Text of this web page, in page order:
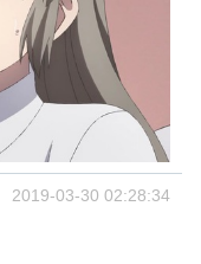
2019-03-30 02:28:34